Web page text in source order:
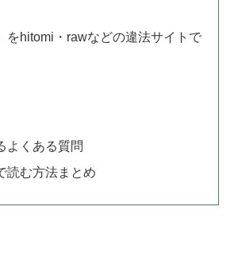
をhitomi・rawなどの違法サイトで
よくある質問
読む方法まとめ